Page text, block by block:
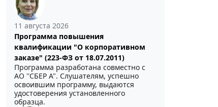
11 августа 2026
Программа повышения
квалификации "О корпоративном
заказе" (223-ФЗ от 18.07.2011)
Программа разработана совместно с
АО ''СБЕР А". Слушателям, успешно
освоившим программу, выдаются
удостоверения установленного
образца.